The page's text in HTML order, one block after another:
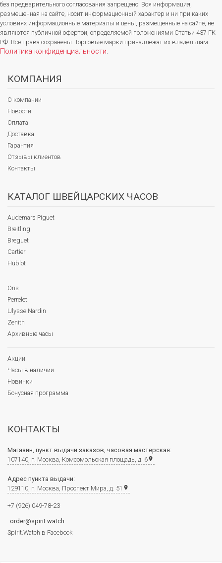
без предварительного согласования запрещено. Вся информация,
размещенная на сайте, носит информационный характер и ни при каких
условиях информационные материалы и цены, размещенные на сайте, не
являются публичной офертой, определяемой положениями Статьи 437 ГК
РФ. Все права сохранены. Торговые марки принадлежат их владельцам.
Политика конфиденциальности.
КОМПАНИЯ
О компании
Новости
Оплата
Доставка
Гарантия
Отзывы клиентов
Контакты
КАТАЛОГ ШВЕЙЦАРСКИХ ЧАСОВ
Audemars Piguet
Breitling
Breguet
Cartier
Hublot
Oris
Perrelet
Ulysse Nardin
Zenith
Архивные часы
Акции
Часы в наличии
Новинки
Бонусная программа
КОНТАКТЫ
Магазин, пункт выдачи заказов, часовая мастерская:
107140, г. Москва, Комсомольская площадь, д. 6place
Адрес пункта выдачи:
129110, г. Москва, Проспект Мира, д. 51 place
+7 (926) 049-78-23
order@spirit.watch
Spirit.Watch в Facebook